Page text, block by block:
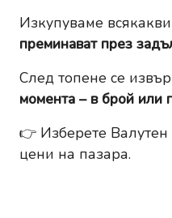
Изкупуваме
преминават през
След топене се
момента – в брой или
👉 Изберете
цени на пазара.